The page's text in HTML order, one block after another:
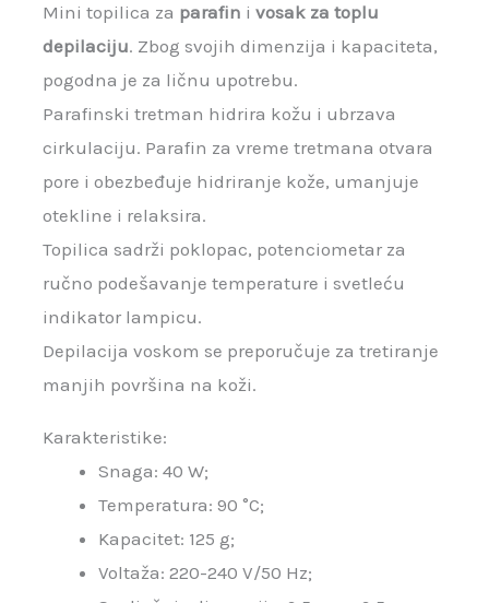
Mini topilica za parafin ivosak za toplu
depilaciju. Zbog svojih dimenzija i kapaciteta,
pogodna je za ličnu upotrebu.
Parafinski tretman hidrira kožu i ubrzava
cirkulaciju. Parafin za vreme tretmana otvara
pore i obezbeđuje hidriranje kože, umanjuje
otekline i relaksira.
Topilica sadrži poklopac, potenciometar za
ručno podešavanje temperature i svetleću
indikator lampicu.
Depilacija voskom se preporučuje za tretiranje
manjih površina na koži.
Karakteristike:
Snaga: 40 W;
Temperatura: 90 °C;
Kapacitet: 125 g;
Voltaža: 220-240 V/50 Hz;